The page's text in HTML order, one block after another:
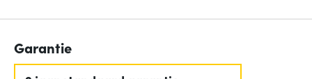
Garantie